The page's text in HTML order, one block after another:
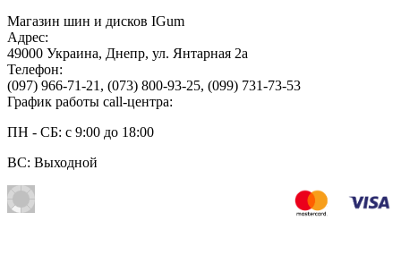
Магазин шин и дисков IGum
Адрес:
49000 Украина, Днепр, ул. Янтарная 2а
Телефон:
(097) 966-71-21 , (073) 800-93-25, (099) 731-73-53
График работы call-центра:
ПН - СБ: с 9:00 до 18:00
ВС: Выходной